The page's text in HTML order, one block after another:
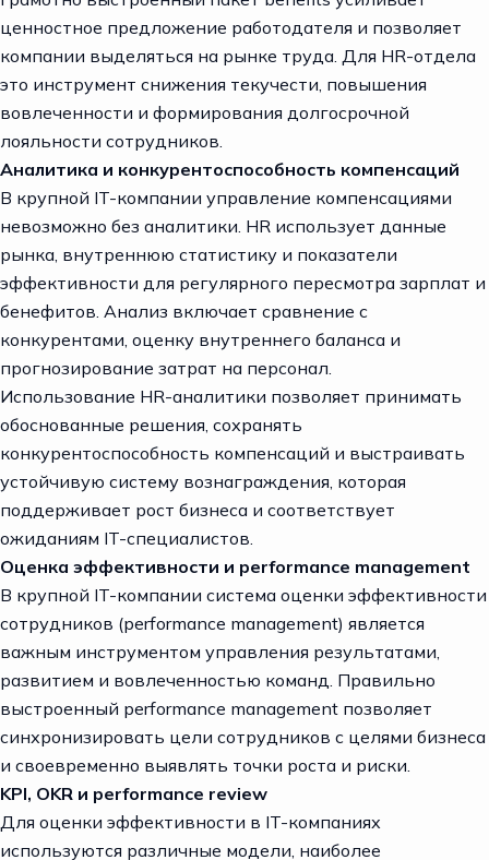
ценностное предложение работодателя и позволяет
компании выделяться на рынке труда. Для HR-отдела
это инструмент снижения текучести, повышения
вовлеченности и формирования долгосрочной
лояльности сотрудников.
Аналитика и конкурентоспособность компенсаций
В крупной IT-компании управление компенсациями
невозможно без аналитики. HR использует данные
рынка, внутреннюю статистику и показатели
эффективности для регулярного пересмотра зарплат и
бенефитов. Анализ включает сравнение с
конкурентами, оценку внутреннего баланса и
прогнозирование затрат на персонал.
Использование HR-аналитики позволяет принимать
обоснованные решения, сохранять
конкурентоспособность компенсаций и выстраивать
устойчивую систему вознаграждения, которая
поддерживает рост бизнеса и соответствует
ожиданиям IT-специалистов.
Оценка эффективности и performance management
В крупной IT-компании система оценки эффективности
сотрудников (performance management) является
важным инструментом управления результатами,
развитием и вовлеченностью команд. Правильно
выстроенный performance management позволяет
синхронизировать цели сотрудников с целями бизнеса
и своевременно выявлять точки роста и риски.
KPI, OKR и performance review
Для оценки эффективности в IT-компаниях
используются различные модели, наиболее